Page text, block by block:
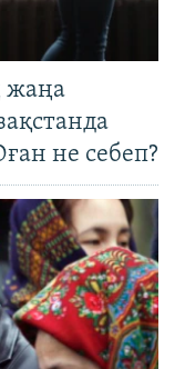
жаңа
не себеп?